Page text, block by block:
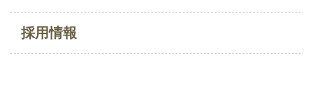
採用情報